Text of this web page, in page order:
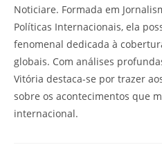
Noticiare. Formada em
Políticas Internacionais, ela
fenomenal dedicada à
globais. Com análises
Vitória destaca-se por trazer
sobre os acontecimentos que
internacional.